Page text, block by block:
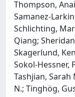
Thompson,
Samanez-
Schlichting,
Qiang;
Skagerlund,
Sokol-Hessner,
Tashjian,
N.; Tinghög,